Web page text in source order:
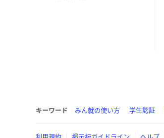
キーワード みん就の使い方 学生認証